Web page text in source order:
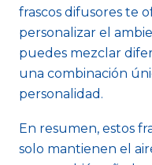
frascos difusores te
personalizar el
puedes mezclar
una combinación
personalidad.
En resumen, estos
solo mantienen el